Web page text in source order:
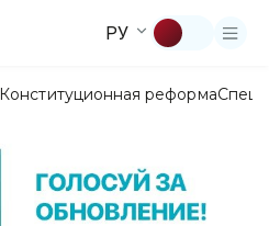
РУ
Конституционная реформа